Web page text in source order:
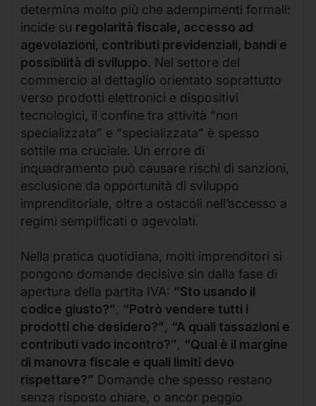
determina molto più che adempimenti formali:
incide su regolarità fiscale, accesso ad
agevolazioni, contributi previdenziali, bandi e
possibilità di sviluppo. Nel settore del
commercio al dettaglio orientato soprattutto
verso prodotti elettronici e dispositivi
tecnologici, il confine tra attività “non
specializzata” e “specializzata” è spesso
sottile ma cruciale. Un errore di
inquadramento può causare rischi di sanzioni,
esclusione da opportunità di sviluppo
imprenditoriale, oltre a ostacoli nell’accesso a
regimi semplificati o agevolati.
Nella pratica quotidiana, molti imprenditori si
pongono domande decisive sin dalla fase di
apertura della partita IVA: “Sto usando il
codice giusto?”, “Potrò vendere tutti i
prodotti che desidero?”, “A quali tassazioni e
contributi vado incontro?”, “Qual è il margine
di manovra fiscale e quali limiti devo
rispettare?” Domande che spesso restano
senza risposto chiare, o ancor peggio